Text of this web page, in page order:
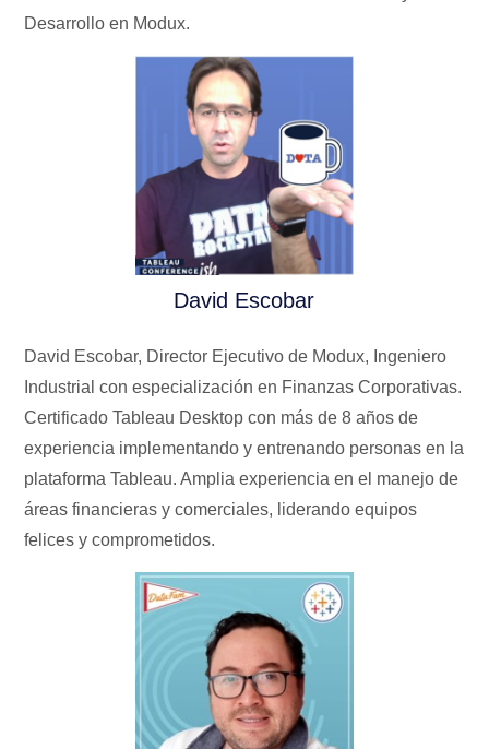
Desarrollo en Modux.
David Escobar
David Escobar, Director Ejecutivo de Modux, Ingeniero
Industrial con especialización en Finanzas Corporativas.
Certificado Tableau Desktop con más de 8 años de
experiencia implementando y entrenando personas en la
plataforma Tableau. Amplia experiencia en el manejo de
áreas financieras y comerciales, liderando equipos
felices y comprometidos.